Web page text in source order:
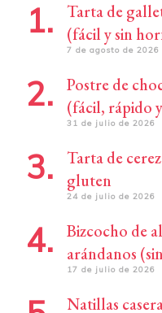
Tarta de
(fácil y sin
7 de agosto de 2026
Postre de
(fácil, rápido
31 de julio de 2026
Tarta de
gluten
24 de julio de 2026
Bizcocho de
arándanos
17 de julio de 2026
Natillas